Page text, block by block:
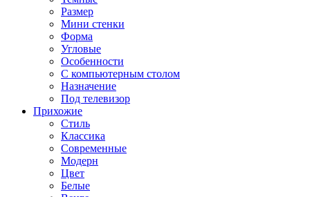
Размер
Мини стенки
Форма
Угловые
Особенности
С компьютерным столом
Назначение
Под телевизор
Прихожие
Стиль
Классика
Современные
Модерн
Цвет
Белые